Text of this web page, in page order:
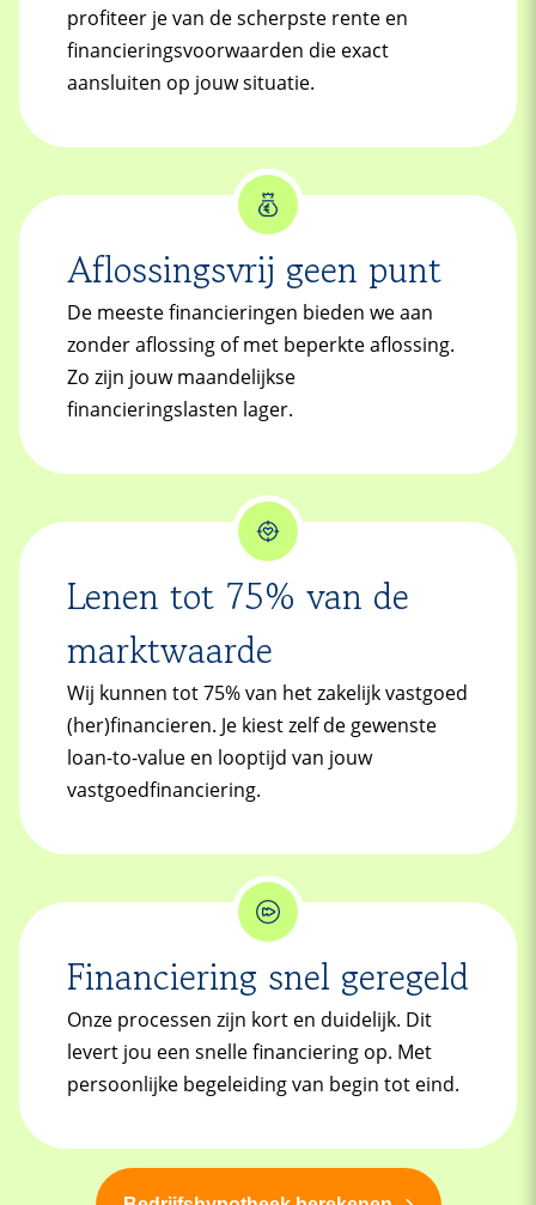
profiteer je van de scherpste rente en
financieringsvoorwaarden die exact
aansluiten op jouw situatie.
Aflossingsvrij geen punt
De meeste financieringen bieden we aan
zonder aflossing of met beperkte aflossing.
Zo zijn jouw maandelijkse
financieringslasten lager.
Lenen tot 75% van de
marktwaarde
Wij kunnen tot 75% van het zakelijk vastgoed
(her)financieren. Je kiest zelf de gewenste
loan-to-value en looptijd van jouw
vastgoedfinanciering.
Financiering snel geregeld
Onze processen zijn kort en duidelijk. Dit
levert jou een snelle financiering op. Met
persoonlijke begeleiding van begin tot eind.